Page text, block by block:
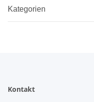
Kategorien
Kontakt